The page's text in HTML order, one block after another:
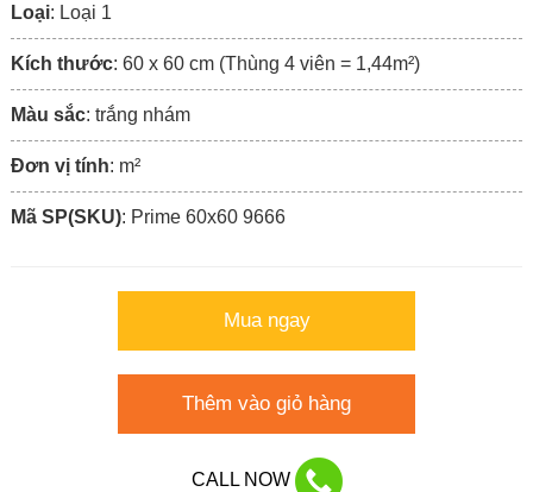
Loại: Loại 1
Kích thước: 60 x 60 cm (Thùng 4 viên = 1,44m²)
Màu sắc: trắng nhám
Đơn vị tính: m²
Mã SP(SKU): Prime 60x60 9666
Mua ngay
Thêm vào giỏ hàng
CALL NOW